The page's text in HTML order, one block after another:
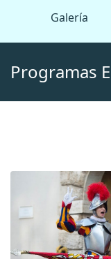
Galería
Programas